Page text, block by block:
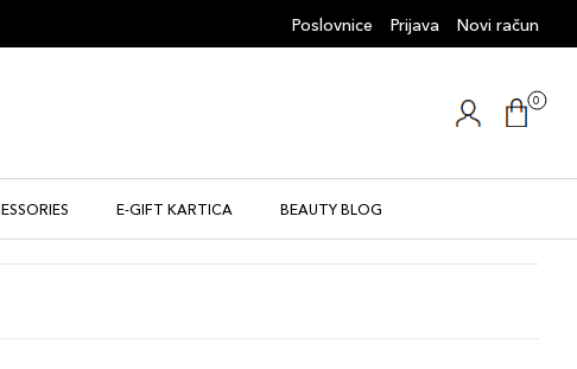
Poslovnice Prijava Novi račun
0
E-GIFT KARTICA BEAUTY BLOG